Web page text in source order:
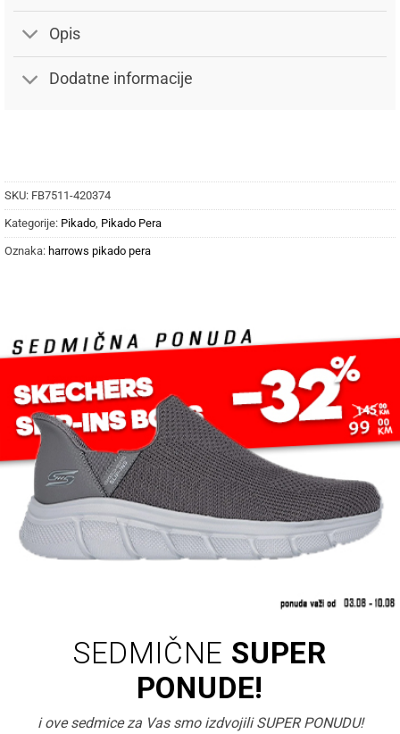
Opis
Dodatne informacije
SKU: FB7511-420374
Kategorije: Pikado, Pikado Pera
Oznaka: harrows pikado pera
SEDMIČNE SUPER
PONUDE!
i ove sedmice za Vas smo izdvojili SUPER PONUDU!